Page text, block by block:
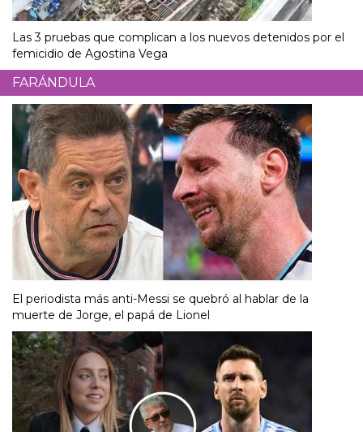
Las 3 pruebas que complican a los nuevos detenidos por el
femicidio de Agostina Vega
FARÁNDULA
El periodista más anti-Messi se quebró al hablar de la
muerte de Jorge, el papá de Lionel